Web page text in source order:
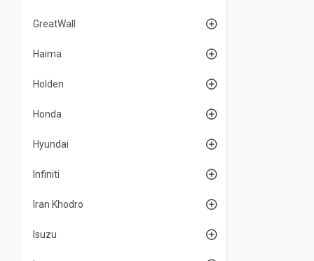
GreatWall
Haima
Holden
Honda
Hyundai
Infiniti
Iran Khodro
Isuzu